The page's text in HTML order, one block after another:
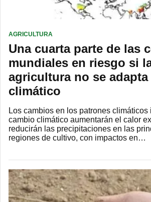
AGRICULTURA
Una cuarta parte de las
mundiales en riesgo si
agricultura no se
climático
Los cambios en los patrones climáticos
cambio climático aumentarán el calor
reducirán las precipitaciones en las
regiones de cultivo, con impactos en…